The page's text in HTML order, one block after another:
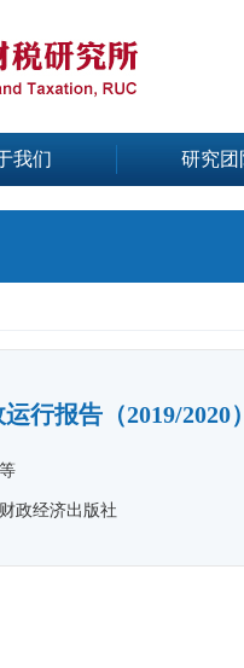
我们 研究团
行报告（2019/2020
政经济出版社